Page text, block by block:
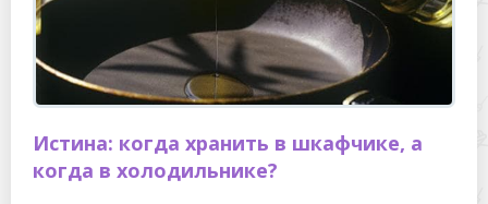
Истина: когда хранить в шкафчике, а
когда в холодильнике?